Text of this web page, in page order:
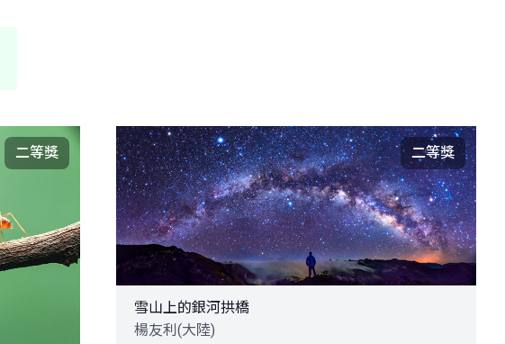
二等獎 二等獎
雪山上的銀河拱橋
楊友利(大陸)